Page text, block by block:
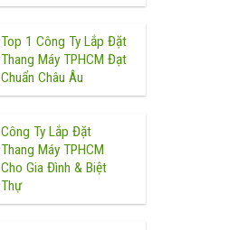
Top 1 Công Ty Lắp Đặt
Thang Máy TPHCM Đạt
Chuẩn Châu Âu
Công Ty Lắp Đặt
Thang Máy TPHCM
Cho Gia Đình & Biệt
Thự